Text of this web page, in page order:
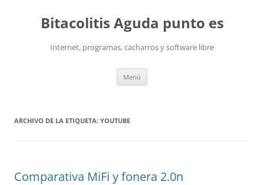
contenidoBitacolitis Aguda punto es
Internet, programas, cacharros y software libre
Menú
ARCHIVO DE LA ETIQUETA: YOUTUBE
Comparativa MiFi y fonera 2.0n